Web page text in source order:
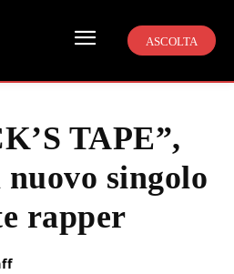
ASCOLTA
TAPE”,
singolo
rapper